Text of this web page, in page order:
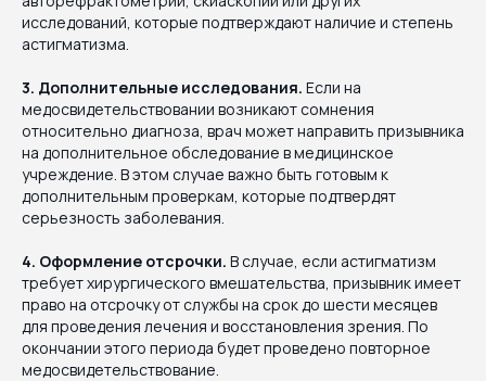
исследований, которые подтверждают наличие и степень
астигматизма.
3. Дополнительные исследования. Если на
медосвидетельствовании возникают сомнения
относительно диагноза, врач может направить призывника
на дополнительное обследование в медицинское
учреждение. В этом случае важно быть готовым к
дополнительным проверкам, которые подтвердят
серьезность заболевания.
4. Оформление отсрочки. В случае, если астигматизм
требует хирургического вмешательства, призывник имеет
право на отсрочку от службы на срок до шести месяцев
для проведения лечения и восстановления зрения. По
окончании этого периода будет проведено повторное
медосвидетельствование.